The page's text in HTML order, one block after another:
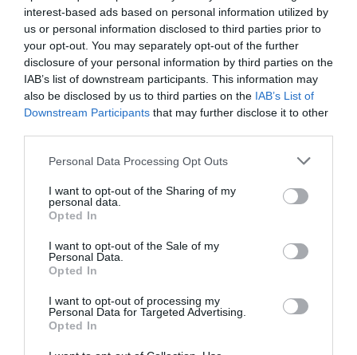
interest-based ads based on personal information utilized by
us or personal information disclosed to third parties prior to
your opt-out. You may separately opt-out of the further
disclosure of your personal information by third parties on the
IAB’s list of downstream participants. This information may
also be disclosed by us to third parties on the IAB’s List of
Downstream Participants that may further disclose it to other
Personal Data Processing Opt Outs
I want to opt-out of the Sharing of my
personal data.
Opted In
I want to opt-out of the Sale of my
Personal Data.
Opted In
I want to opt-out of processing my
Personal Data for Targeted Advertising.
Opted In
Ritornerebbe in questo hotel?
NON SO
dettagli
Italia
Agosto 2011
Coppia età media superiore ai 35 anni
BUONO
7.4/10
la proprietaria è gentile e simpatica.
Ritornerebbe in questo hotel?
Francesco
Coppia età media superiore ai 35 anni
ECCELLENTE